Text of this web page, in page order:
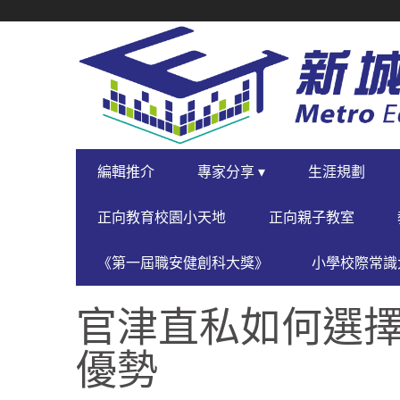
NAVIGATION
PRIMARY
NAVIGATION
編輯推介 專家分享 ▾ 生涯規劃
正向教育校園小天地 正向親子教室
《第一屆職安健創科大獎》 小學校際常
官津直私如何選
優勢